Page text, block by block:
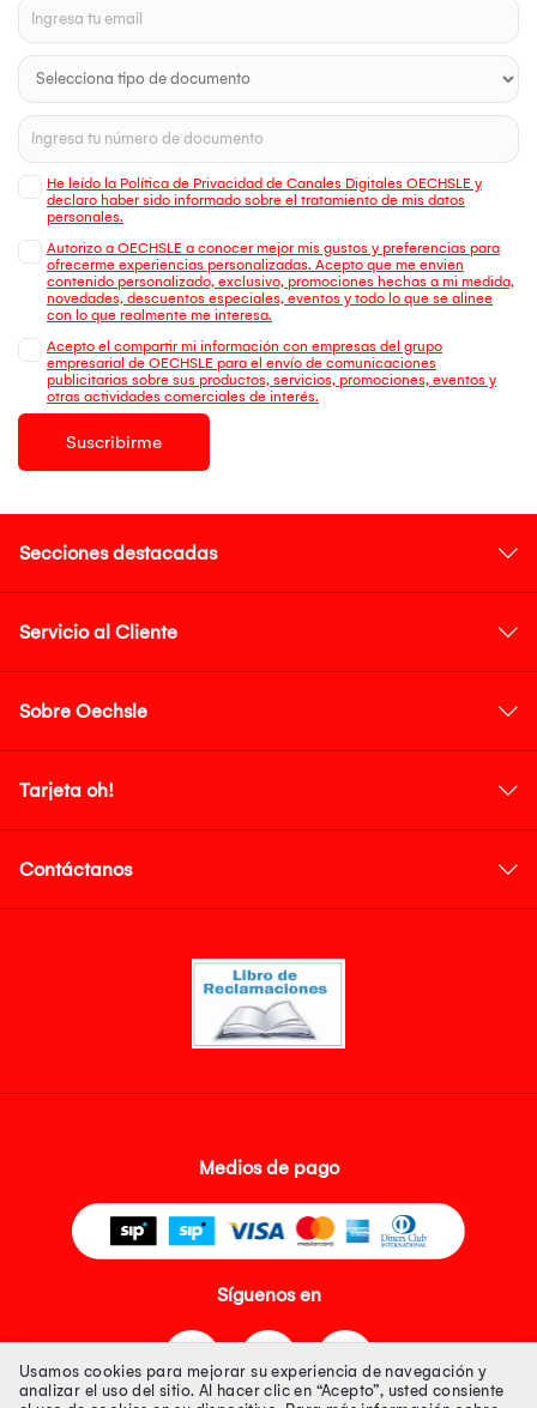
He leído la Política de Privacidad de Canales Digitales OECHSLE y
declaro haber sido informado sobre el tratamiento de mis datos
personales.
Autorizo a OECHSLE a conocer mejor mis gustos y preferencias para
ofrecerme experiencias personalizadas. Acepto que me envien
contenido personalizado, exclusivo, promociones hechas a mi medida,
novedades, descuentos especiales, eventos y todo lo que se alinee
con lo que realmente me interesa.
Acepto el compartir mi información con empresas del grupo
empresarial de OECHSLE para el envío de comunicaciones
publicitarias sobre sus productos, servicios, promociones, eventos y
otras actividades comerciales de interés.
Suscribirme
Secciones destacadas
Servicio al Cliente
Sobre Oechsle
Tarjeta oh!
Contáctanos
Medios de pago
Síguenos en
Usamos cookies para mejorar su experiencia de navegación y
analizar el uso del sitio. Al hacer clic en “Acepto”, usted consiente